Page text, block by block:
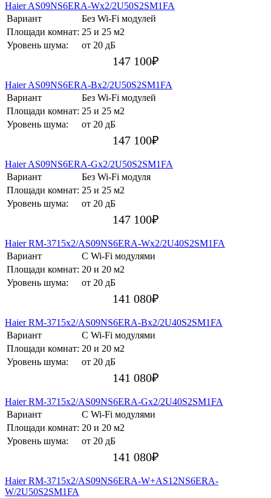
Haier AS09NS6ERA-Wх2/2U50S2SM1FA
Вариант
Без Wi-Fi модулей
Площади комнат: 25 и 25 м2
Уровень шума:
от 20 дБ
147 100₽
Haier AS09NS6ERA-Bх2/2U50S2SM1FA
Вариант
Без Wi-Fi модулей
Площади комнат: 25 и 25 м2
Уровень шума:
от 20 дБ
147 100₽
Haier AS09NS6ERA-Gх2/2U50S2SM1FA
Вариант
Без Wi-Fi модуля
Площади комнат: 25 и 25 м2
Уровень шума:
от 20 дБ
147 100₽
Haier RM-3715х2/AS09NS6ERA-Wх2/2U40S2SM1FA
Вариант
С Wi-Fi модулями
Площади комнат: 20 и 20 м2
Уровень шума:
от 20 дБ
141 080₽
Haier RM-3715х2/AS09NS6ERA-Bх2/2U40S2SM1FA
Вариант
С Wi-Fi модулями
Площади комнат: 20 и 20 м2
Уровень шума:
от 20 дБ
141 080₽
Haier RM-3715х2/AS09NS6ERA-Gх2/2U40S2SM1FA
Вариант
С Wi-Fi модулями
Площади комнат: 20 и 20 м2
Уровень шума:
от 20 дБ
141 080₽
Haier RM-3715х2/AS09NS6ERA-W+AS12NS6ERA-
W/2U50S2SM1FA